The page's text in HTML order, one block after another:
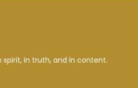
in truth, and in content.